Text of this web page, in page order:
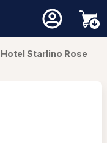
Starlino Rose